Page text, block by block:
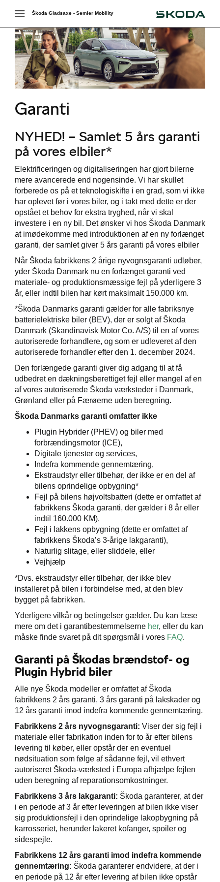
til hurtig
Toggle
navigation
Škoda Gladsaxe - Semler Mobility
Garanti
NYHED! – Samlet 5 års garanti
på vores elbiler*
Elektrificeringen og digitaliseringen har gjort bilerne
mere avancerede end nogensinde. Vi har skullet
forberede os på et teknologiskifte i en grad, som vi ikke
har oplevet før i vores biler, og i takt med dette er der
opstået et behov for ekstra tryghed, når vi skal
investere i en ny bil. Det ønsker vi hos Škoda Danmark
at imødekomme med introduktionen af en ny forlænget
garanti, der samlet giver 5 års garanti på vores elbiler
Når Škoda fabrikkens 2 årige nyvognsgaranti udløber,
yder Škoda Danmark nu en forlænget garanti ved
materiale- og produktionsmæssige fejl på yderligere 3
år, eller indtil bilen har kørt maksimalt 150.000 km.
*Škoda Danmarks garanti gælder for alle fabriksnye
batterielektriske biler (BEV), der er solgt af Škoda
Danmark (Skandinavisk Motor Co. A/S) til en af vores
autoriserede forhandlere, og som er udleveret af den
autoriserede forhandler efter den 1. december 2024.
Den forlængede garanti giver dig adgang til at få
udbedret en dækningsberettiget fejl eller mangel af en
af vores autoriserede Škoda værksteder i Danmark,
Grønland eller på Færøerne uden beregning.
Škoda Danmarks garanti omfatter ikke
Plugin Hybrider (PHEV) og biler med
forbrændingsmotor (ICE),
Digitale tjenester og services,
Indefra kommende gennemtæring,
Ekstraudstyr eller tilbehør, der ikke er en del af
bilens oprindelige opbygning*
Fejl på bilens højvoltsbatteri (dette er omfattet af
fabrikkens Škoda garanti, der gælder i 8 år eller
indtil 160.000 KM),
Fejl i lakkens opbygning (dette er omfattet af
fabrikkens Škoda’s 3-årige lakgaranti),
Naturlig slitage, eller sliddele, eller
Vejhjælp
*Dvs. ekstraudstyr eller tilbehør, der ikke blev
installeret på bilen i forbindelse med, at den blev
bygget på fabrikken.
Yderligere vilkår og betingelser gælder. Du kan læse
mere om det i garantibestemmelserne her, eller du kan
måske finde svaret på dit spørgsmål i vores FAQ.
Garanti på Škodas brændstof- og
Plugin Hybrid biler
Alle nye Škoda modeller er omfattet af Škoda
fabrikkens 2 års garanti, 3 års garanti på lakskader og
12 års garanti imod indefra kommende gennemtæring.
Fabrikkens 2 års nyvognsgaranti: Viser der sig fejl i
materiale eller fabrikation inden for to år efter bilens
levering til køber, eller opstår der en eventuel
nødsituation som følge af sådanne fejl, vil ethvert
autoriseret Škoda-værksted i Europa afhjælpe fejlen
uden beregning af reparationsomkostninger.
Fabrikkens 3 års lakgaranti: Škoda garanterer, at der
i en periode af 3 år efter leveringen af bilen ikke viser
sig produktionsfejl i den oprindelige lakopbygning på
karrosseriet, herunder lakeret kofanger, spoiler og
sidespejle.
Fabrikkens 12 års garanti imod indefra kommende
gennemtæring: Škoda garanterer endvidere, at der i
en periode på 12 år efter levering af bilen ikke opstår